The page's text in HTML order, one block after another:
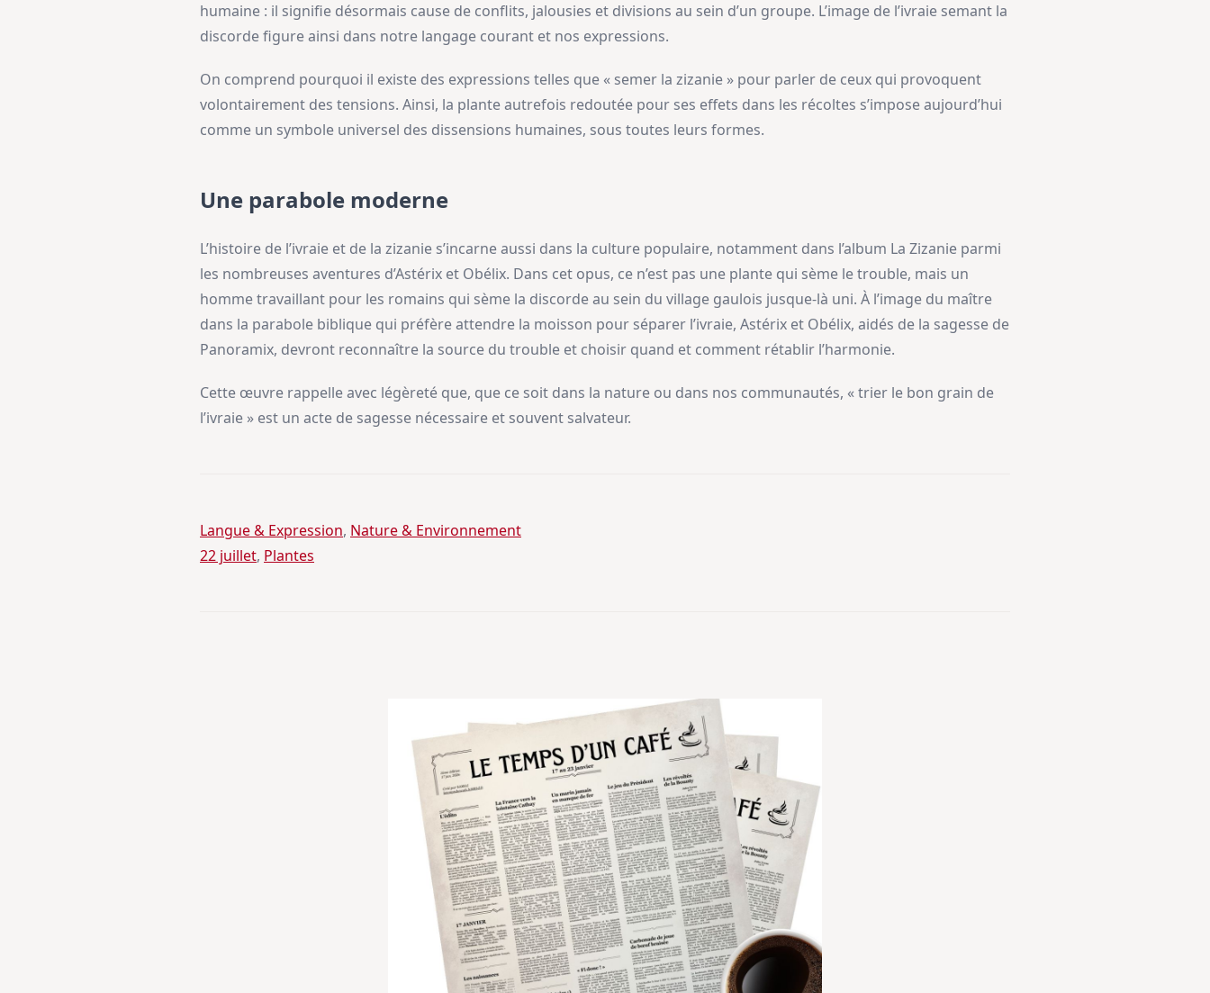
humaine : il signifie désormais cause de conflits, jalousies et divisions au sein d’un groupe. L’image de l’ivraie semant la
discorde figure ainsi dans notre langage courant et nos expressions.
On comprend pourquoi il existe des expressions telles que « semer la zizanie » pour parler de ceux qui provoquent
volontairement des tensions. Ainsi, la plante autrefois redoutée pour ses effets dans les récoltes s’impose aujourd’hui
comme un symbole universel des dissensions humaines, sous toutes leurs formes.
Une parabole moderne
L’histoire de l’ivraie et de la zizanie s’incarne aussi dans la culture populaire, notamment dans l’album La Zizanie parmi
les nombreuses aventures d’Astérix et Obélix. Dans cet opus, ce n’est pas une plante qui sème le trouble, mais un
homme travaillant pour les romains qui sème la discorde au sein du village gaulois jusque-là uni. À l’image du maître
dans la parabole biblique qui préfère attendre la moisson pour séparer l’ivraie, Astérix et Obélix, aidés de la sagesse de
Panoramix, devront reconnaître la source du trouble et choisir quand et comment rétablir l’harmonie.
Cette œuvre rappelle avec légèreté que, que ce soit dans la nature ou dans nos communautés, « trier le bon grain de
l’ivraie » est un acte de sagesse nécessaire et souvent salvateur.
Langue & Expression, Nature & Environnement
22 juillet, Plantes